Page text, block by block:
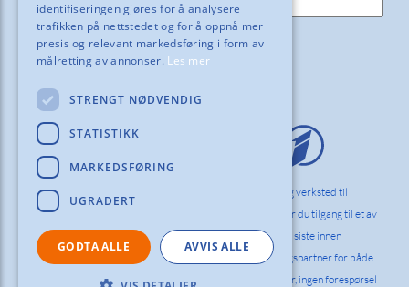
Vi hos Orderinvest Norlag innreder kontor, skole og verksted til
bedrifter og det offentlige i hele Norden. Hos oss får du tilgang til et av
markedets bredeste og dypeste sortiment med det siste innen
ergonomi og funksjonell design. Vi er din innredningspartner for både
komplette innredningsløsninger og enkelt produkter, ingen forespørsel
identifiseringen gjøres for å analysere
trafikken på nettstedet og for å oppnå mer
presis og relevant markedsføring i form av
målretting av annonser. Les mer
STRENGT NØDVENDIG
STATISTIKK
MARKEDSFØRING
UGRADERT
GODTA ALLE AVVIS ALLE